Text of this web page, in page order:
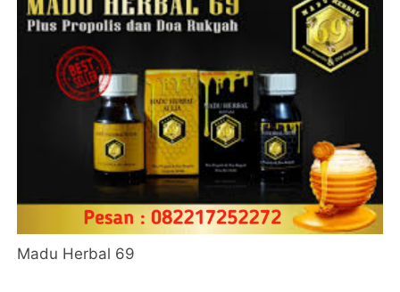
Madu Herbal 69